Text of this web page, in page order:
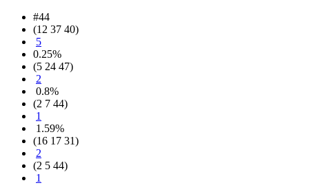
#44
(12 37 40)
5
0.25%
(5 24 47)
2
0.8%
(2 7 44)
1
1.59%
(16 17 31)
2
(2 5 44)
1